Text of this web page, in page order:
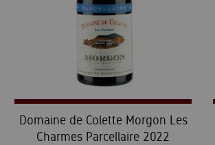
Domaine de Colette Morgon Les
Charmes Parcellaire 2022